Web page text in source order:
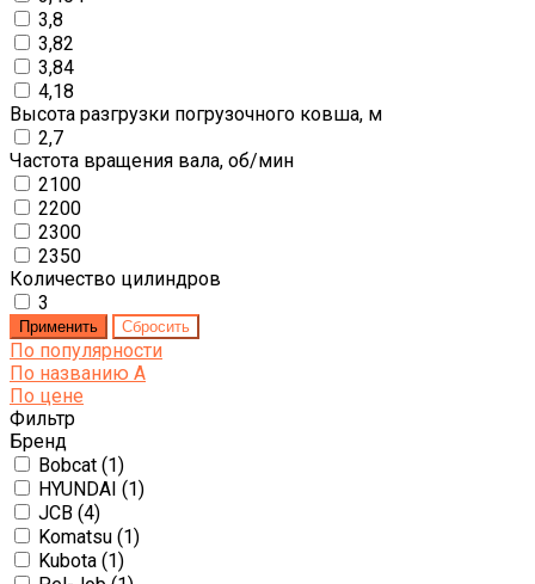
3,8
3,82
3,84
4,18
Высота разгрузки погрузочного ковша, м
2,7
Частота вращения вала, об/мин
2100
2200
2300
2350
Количество цилиндров
3
По популярности
По названию A
По цене
Фильтр
Бренд
Bobcat (1)
HYUNDAI (1)
JCB (4)
Komatsu (1)
Kubota (1)